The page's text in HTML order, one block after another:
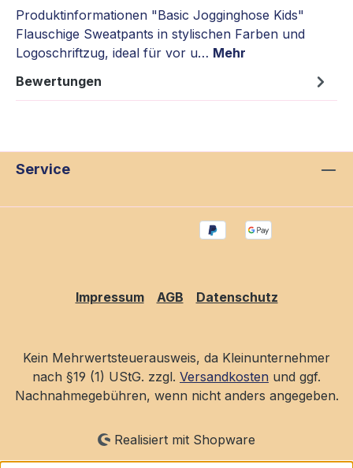
Produktinformationen "Basic Jogginghose Kids"
Flauschige Sweatpants in stylischen Farben und
Logoschriftzug, ideal für vor u… Mehr
Bewertungen
Service
Impressum AGB Datenschutz
Kein Mehrwertsteuerausweis, da Kleinunternehmer
nach §19 (1) UStG. zzgl. Versandkosten und ggf.
Nachnahmegebühren, wenn nicht anders angegeben.
Realisiert mit Shopware